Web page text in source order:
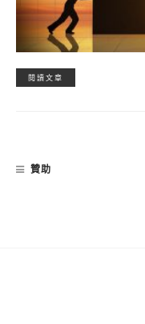
閱讀文章
贊助